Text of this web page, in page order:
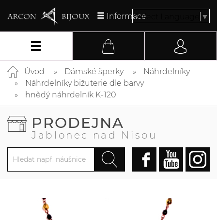
InformaceSelect Language ▼
Úvod Dámské šperky
Náhrdelníky
Náhrdelníky bižuterie dle barvy
hnědý náhrdelník K-120
PRODEJNA
Jablonec nad Nisou